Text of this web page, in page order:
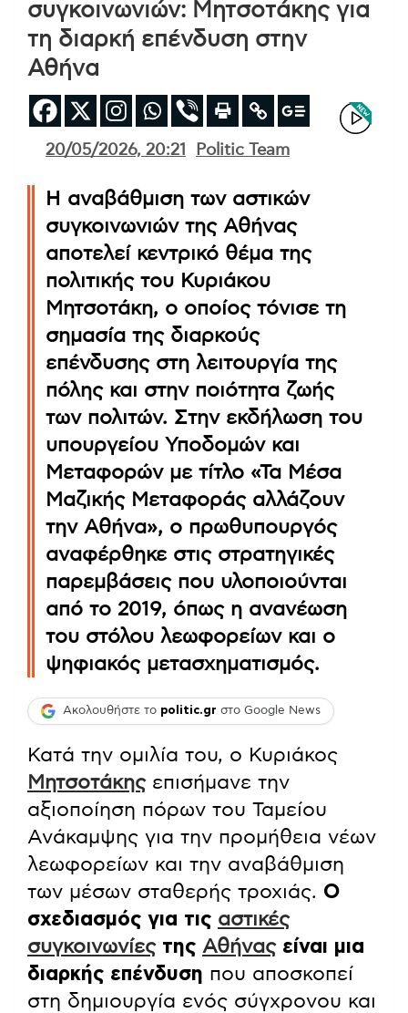
συγκοινωνιών: Μητσοτάκης για
τη διαρκή επένδυση στην
Αθήνα
20/05/2026, 20:21 Politic Team
Η αναβάθμιση των αστικών
συγκοινωνιών της Αθήνας
αποτελεί κεντρικό θέμα της
πολιτικής του Κυριάκου
Μητσοτάκη, ο οποίος τόνισε τη
σημασία της διαρκούς
επένδυσης στη λειτουργία της
πόλης και στην ποιότητα ζωής
των πολιτών. Στην εκδήλωση του
υπουργείου Υποδομών και
Μεταφορών με τίτλο «Τα Μέσα
Μαζικής Μεταφοράς αλλάζουν
την Αθήνα», ο πρωθυπουργός
αναφέρθηκε στις στρατηγικές
παρεμβάσεις που υλοποιούνται
από το 2019, όπως η ανανέωση
του στόλου λεωφορείων και ο
ψηφιακός μετασχηματισμός.
Ακολουθήστε το politic.gr στο Google News
Κατά την ομιλία του, ο Κυριάκος
Μητσοτάκηςεπισήμανε την
αξιοποίηση πόρων του Ταμείου
Ανάκαμψης για την προμήθεια νέων
λεωφορείων και την αναβάθμιση
των μέσων σταθερής τροχιάς. Ο
σχεδιασμός για τις αστικές
συγκοινωνίεςτης Αθήναςείναι μια
διαρκής επένδυση που αποσκοπεί
στη δημιουργία ενός σύγχρονου και